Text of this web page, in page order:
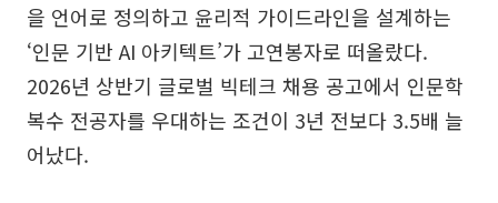
을 언어로 정의하고 윤리적 가이드라인을 설계하는
‘인문 기반 AI 아키텍트’가 고연봉자로 떠올랐다.
2026년 상반기 글로벌 빅테크 채용 공고에서 인문학
복수 전공자를 우대하는 조건이 3년 전보다 3.5배 늘
어났다.